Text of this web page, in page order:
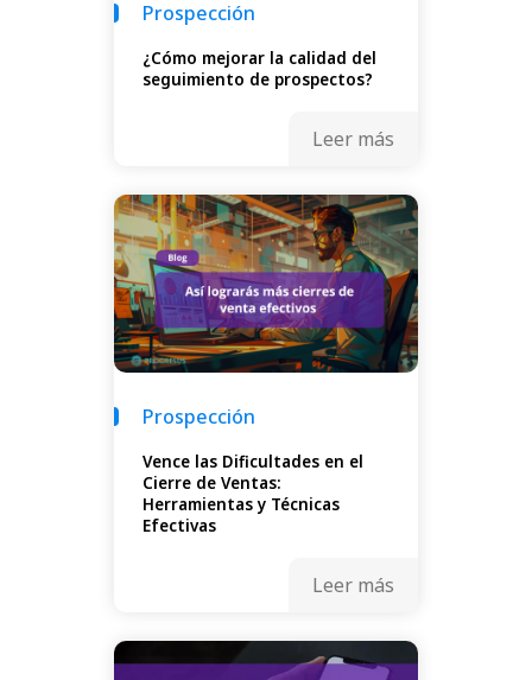
Prospección
¿Cómo mejorar la calidad del
seguimiento de prospectos?
Leer más
Prospección
Vence las Dificultades en el
Cierre de Ventas:
Herramientas y Técnicas
Efectivas
Leer más